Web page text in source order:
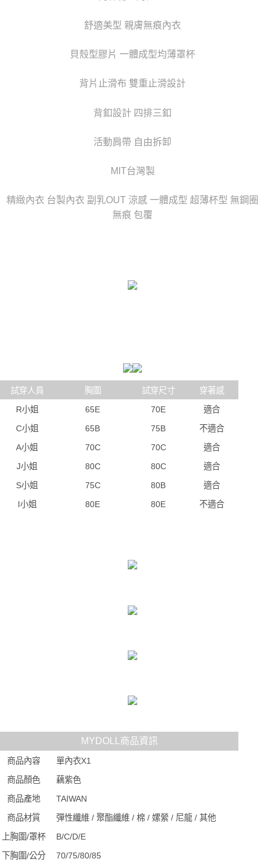
５．嚴禁一人註冊多個帳號或使用他人資訊註冊。若發現惡意使用之情形，
舒適美型 親膚無痕內衣
貝殼型膠片 一體成型均薄罩杯
背片止滑布 雙重止滑設計
背釦設計 四排三釦
活動肩帶 自由拆卸
MIT台灣製
精緻內衣 台製內衣 副乳OUT 涼感 一體成型 超薄杯型 無鋼圈
無痕 包覆
試穿人員 胸圍 試穿尺寸
穿著感
R小姐
65E 70E
適合
C小姐
65B 75B
不適合
A小姐
70C 70C
適合
J小姐
80C 80C
適合
S小姐
75C 80B
適合
I小姐
80E 80E 不適合
MYDOLL商品資訊
商品內容
單內衣X1
商品顏色
藕紫色
商品產地
TAIWAN
商品材質
彈性纖維 / 聚酯纖維 / 棉 / 嫘縈 / 尼龍 / 其他
上胸圍/罩杯
B/C/D/E
下胸圍/公分
70/75/80/85